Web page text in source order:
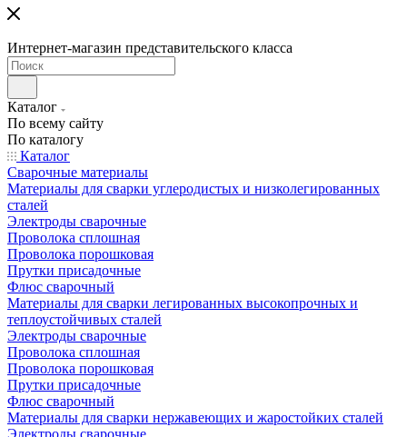
Интернет-магазин представительского класса
Каталог
По всему сайту
По каталогу
Каталог
Сварочные материалы
Материалы для сварки углеродистых и низколегированных
сталей
Электроды сварочные
Проволока сплошная
Проволока порошковая
Прутки присадочные
Флюс сварочный
Материалы для сварки легированных высокопрочных и
теплоустойчивых сталей
Электроды сварочные
Проволока сплошная
Проволока порошковая
Прутки присадочные
Флюс сварочный
Материалы для сварки нержавеющих и жаростойких сталей
Электроды сварочные